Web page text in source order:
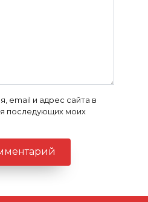
email и адрес сайта в
последующих моих